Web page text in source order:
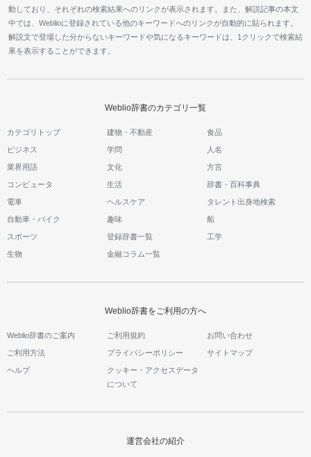
動しており、それぞれの検索結果へのリンクが表示されます。また、解説記事の本文
中では、Weblioに登録されている他のキーワードへのリンクが自動的に貼られます。
解説文で登場した分からないキーワードや気になるキーワードは、1クリックで検索結
果を表示することができます。
Weblio辞書のカテゴリ一覧
カテゴリトップ 建物・不動産 食品
ビジネス 学問 人名
業界用語 文化 方言
コンピュータ 生活 辞書・百科事典
電車 ヘルスケア タレント出身地検索
自動車・バイク 趣味 船
スポーツ 登録辞書一覧 工学
生物 金融コラム一覧
Weblio辞書をご利用の方へ
Weblio辞書のご案内 ご利用規約 お問い合わせ
ご利用方法 プライバシーポリシー サイトマップ
ヘルプ
クッキー・アクセスデータ
について
運営会社の紹介